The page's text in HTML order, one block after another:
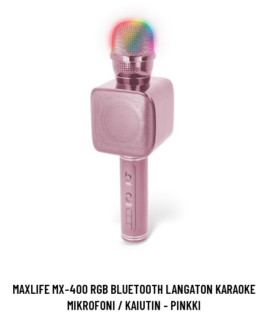
MAXLIFE MX-400 RGB BLUETOOTH LANGATON KARAOKE
MIKROFONI / KAIUTIN - PINKKI